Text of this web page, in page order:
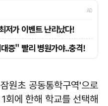
원초 공동통학구역'으로
회에 한해 학교를 선택해